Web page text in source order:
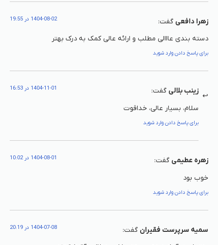
زهرا دافعی گفت: 1404-08-02 در 19:55
دسته بندی عااالی مطلب و ارائه عالی کمک به درک بهتر
برای پاسخ دادن وارد شوید
زینب بلالی گفت: 1404-11-01 در 16:53
سلام، بسیار عالی، خداقوت
برای پاسخ دادن وارد شوید
زهره عطیمی گفت: 1404-08-01 در 10:02
خوب بود
برای پاسخ دادن وارد شوید
سمیه سرپرست فقیران گفت: 1404-07-08 در 20:19